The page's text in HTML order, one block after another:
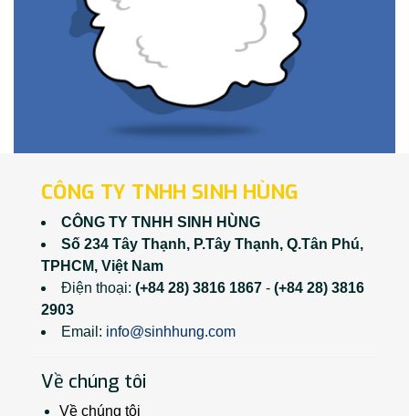
CÔNG TY TNHH SINH HÙNG
CÔNG TY TNHH SINH HÙNG
Số 234 Tây Thạnh, P.Tây Thạnh, Q.Tân Phú,
TPHCM, Việt Nam
Điện thoại: (+84 28) 3816 1867 - (+84 28) 3816
2903
Email: info@sinhhung.com
Về chúng tôi
Về chúng tôi